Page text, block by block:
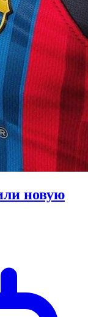
новую